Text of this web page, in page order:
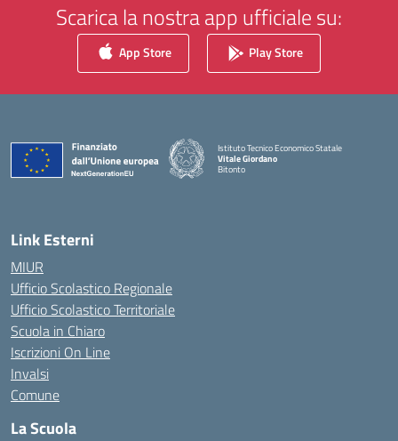
Scarica la nostra app ufficiale su:
App Store Play Store
Istituto Tecnico Economico Statale
Vitale Giordano
Bitonto
Link Esterni
MIUR
Ufficio Scolastico Regionale
Ufficio Scolastico Territoriale
Scuola in Chiaro
Iscrizioni On Line
Invalsi
Comune
La Scuola